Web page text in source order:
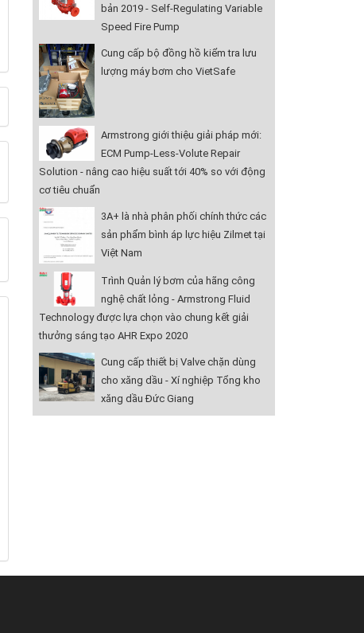
bản 2019 - Self-Regulating Variable
Speed Fire Pump
Cung cấp bộ đồng hồ kiểm tra lưu
lượng máy bơm cho VietSafe
Armstrong giới thiệu giải pháp mới:
ECM Pump-Less-Volute Repair
Solution - nâng cao hiệu suất tới 40% so với động
cơ tiêu chuẩn
3A+ là nhà phân phối chính thức các
sản phẩm bình áp lực hiệu Zilmet tại
Việt Nam
Trình Quản lý bơm của hãng công
nghệ chất lỏng - Armstrong Fluid
Technology được lựa chọn vào chung kết giải
thưởng sáng tạo AHR Expo 2020
Cung cấp thiết bị Valve chặn dùng
cho xăng dầu - Xí nghiệp Tổng kho
xăng dầu Đức Giang